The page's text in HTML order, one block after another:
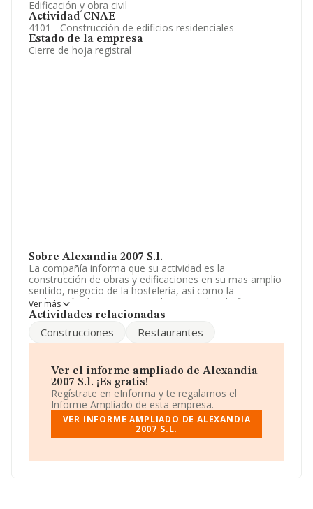
Edificación y obra civil
Actividad CNAE
4101 - Construcción de edificios residenciales
Estado de la empresa
Cierre de hoja registral
Sobre Alexandia 2007 S.l.
La compañía informa que su actividad es la
construcción de obras y edificaciones en su mas amplio
sentido, negocio de la hostelería, así como la
explotación de restaurantes, bares y salas de fiesta. La
empresa está registrada como Sociedad Limitada.
4101. La empresa no tiene actividad en mercados
exteriores.
La empresa española Alexandia 2007 S.L, CIF
B64675077, está situada en Calle Festa Major-iquique
núm. 55 2 4, (08930), San Adrián De Besós, en
Barcelona, Cataluña.
Con los datos a disposición de INFORMA sobre 188.948
empresas pertenecientes al sector, a nivel nacional la
promedio de la facturación de ventas entre todas las
Ver más
Actividades relacionadas
Construcciones Restaurantes
Ver el informe ampliado de Alexandia
2007 S.l. ¡Es gratis!
Regístrate en eInforma y te regalamos el
Informe Ampliado de esta empresa.
VER INFORME AMPLIADO DE ALEXANDIA
2007 S.L.